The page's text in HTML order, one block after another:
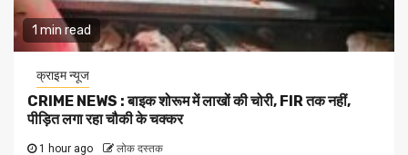
1 min read
क्राइम न्यूज
CRIME NEWS : बाइक शोरूम में लाखों की चोरी, FIR तक नहीं,
पीड़ित लगा रहा चौकी के चक्कर
1 hour ago लोक दस्तक